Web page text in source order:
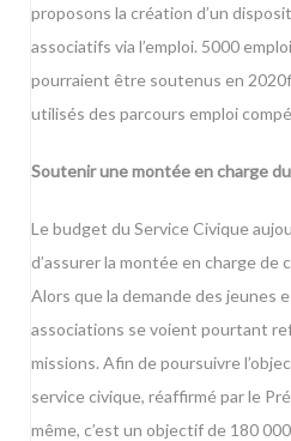
proposons la création d’un
associatifs via l’emploi. 5000
pourraient être soutenus en
utilisés des parcours emploi
Soutenir une montée en charge
Le budget du Service Civique
d’assurer la montée en charge de
Alors que la demande des jeunes
associations se voient pourtant
missions. Afin de poursuivre
service civique, réaffirmé par le
même, c’est un objectif de 180